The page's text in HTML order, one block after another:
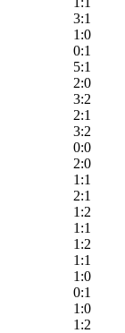
3:1
1:0
0:1
5:1
2:0
3:2
2:1
3:2
0:0
2:0
1:1
2:1
1:2
1:1
1:2
1:1
1:0
0:1
1:0
1:2